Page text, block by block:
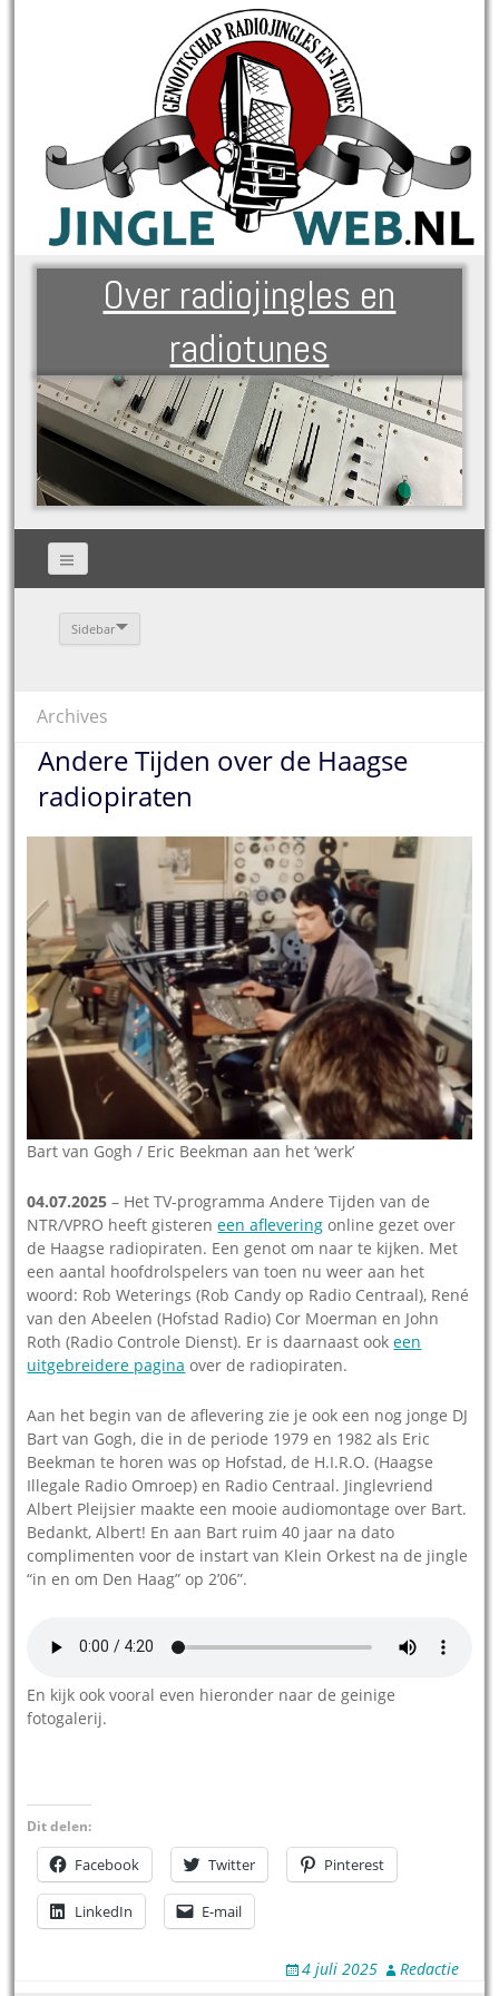
Over radiojingles en
radiotunes
Sidebar
Archives
Andere Tijden over de Haagse
radiopiraten
Bart van Gogh / Eric Beekman aan het ‘werk’
04.07.2025 – Het TV-programma Andere Tijden van de
NTR/VPRO heeft gistereneen aflevering online gezet over
de Haagse radiopiraten. Een genot om naar te kijken. Met
een aantal hoofdrolspelers van toen nu weer aan het
woord: Rob Weterings (Rob Candy op Radio Centraal), René
van den Abeelen (Hofstad Radio) Cor Moerman en John
Roth (Radio Controle Dienst). Er is daarnaast ookeen
uitgebreidere pagina over de radiopiraten.
Aan het begin van de aflevering zie je ook een nog jonge DJ
Bart van Gogh, die in de periode 1979 en 1982 als Eric
Beekman te horen was op Hofstad, de H.I.R.O. (Haagse
Illegale Radio Omroep) en Radio Centraal. Jinglevriend
Albert Pleijsier maakte een mooie audiomontage over Bart.
Bedankt, Albert! En aan Bart ruim 40 jaar na dato
complimenten voor de instart van Klein Orkest na de jingle
“in en om Den Haag” op 2’06”.
En kijk ook vooral even hieronder naar de geinige
fotogalerij.
Dit delen:
Facebook Twitter Pinterest
LinkedIn E-mail
4 juli 2025 Redactie